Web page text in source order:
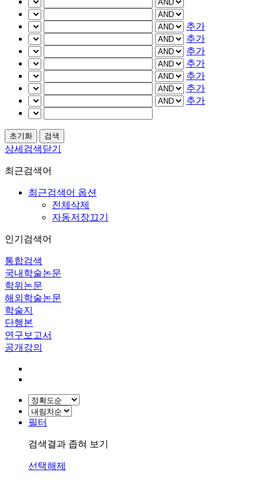
추가
추가
추가
추가
추가
추가
추가
상세검색닫기
최근검색어
최근검색어 옵션
전체삭제
자동저장끄기
인기검색어
통합검색
국내학술논문
학위논문
해외학술논문
학술지
단행본
연구보고서
공개강의
필터
검색결과 좁혀 보기
선택해제